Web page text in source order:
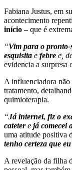
Fabiana Justus, em
acontecimento
início – que é
“Vim para o
esquisita e febre e,
evidencia a surpresa
A influenciadora não
tratamento,
quimioterapia.
“Já internei, fiz o
catetere já comecei
uma atitude positiva
tenho certeza que
A revelação da filha